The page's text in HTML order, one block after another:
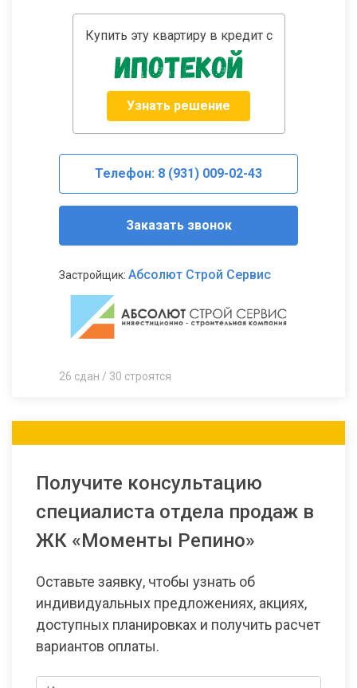
Купить эту квартиру в кредит с
Узнать решение
Телефон: 8 (931) 009-02-43
Заказать звонок
Застройщик: Абсолют Строй Сервис
26 сдан / 30 строятся
Получите консультацию
специалиста отдела продаж в
ЖК «Моменты Репино»
Оставьте заявку, чтобы узнать об
индивидуальных предложениях, акциях,
доступных планировках и получить расчет
вариантов оплаты.